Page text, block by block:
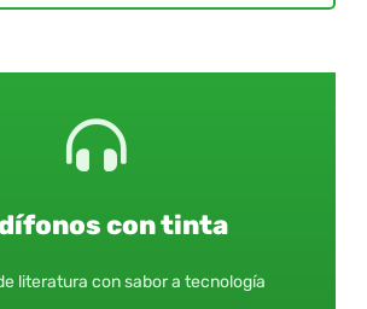
con tinta
literatura con sabor a tecnología